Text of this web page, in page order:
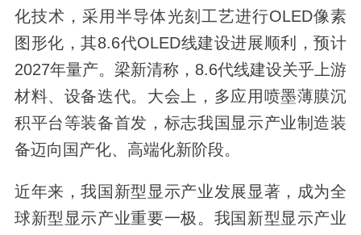
化技术，采用半导体光刻工艺进行OLED像素
图形化，其8.6代OLED线建设进展顺利，预计
2027年量产。梁新清称，8.6代线建设关乎上游
材料、设备迭代。大会上，多应用喷墨薄膜沉
积平台等装备首发，标志我国显示产业制造装
备迈向国产化、高端化新阶段。
近年来，我国新型显示产业发展显著，成为全
球新型显示产业重要一极。我国新型显示产业